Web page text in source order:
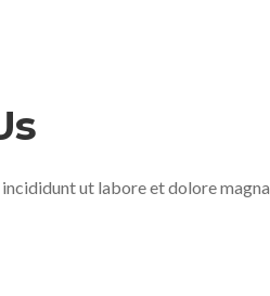
ut labore et dolore magna